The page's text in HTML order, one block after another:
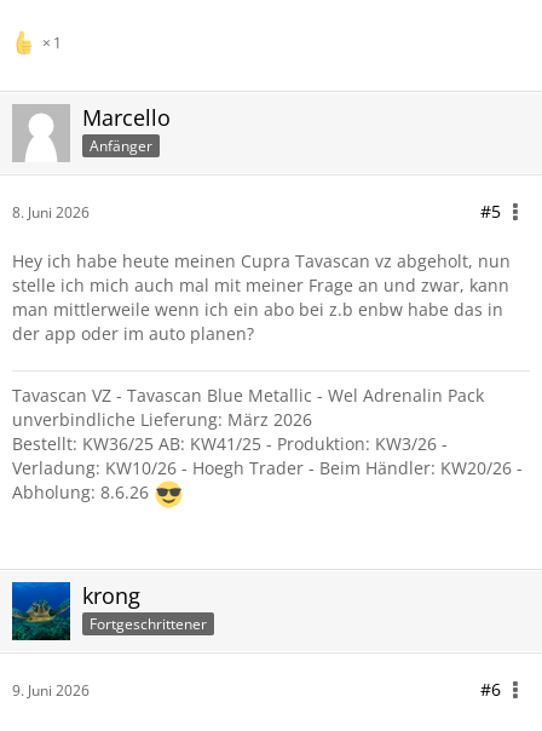
1
Marcello
Anfänger
8. Juni 2026 #5
Hey ich habe heute meinen Cupra Tavascan vz abgeholt, nun
stelle ich mich auch mal mit meiner Frage an und zwar, kann
man mittlerweile wenn ich ein abo bei z.b enbw habe das in
der app oder im auto planen?
Tavascan VZ - Tavascan Blue Metallic - Wel Adrenalin Pack
unverbindliche Lieferung: März 2026
Bestellt: KW36/25 AB: KW41/25 - Produktion: KW3/26 -
Verladung: KW10/26 - Hoegh Trader - Beim Händler: KW20/26 -
Abholung: 8.6.26
krong
Fortgeschrittener
9. Juni 2026 #6